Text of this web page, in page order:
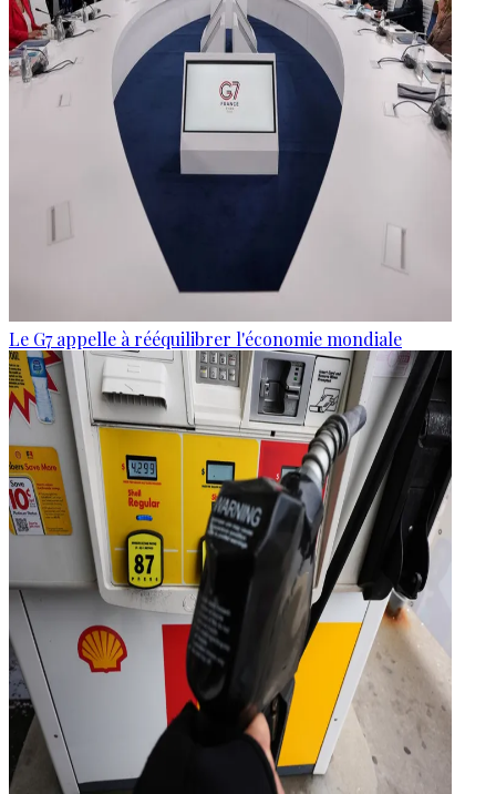
Le G7 appelle à rééquilibrer l'économie mondiale